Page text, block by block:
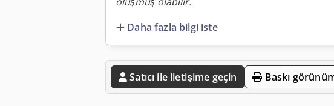
Daha fazla bilgi iste
Satıcı ile iletişime geçin Baskı